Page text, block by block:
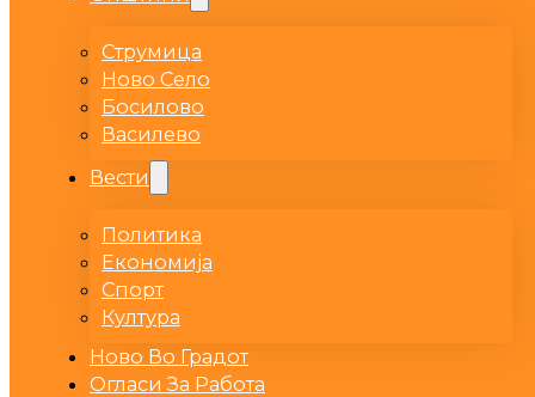
Струмица
Ново Село
Босилово
Василево
Вести
Политика
Економија
Спорт
Култура
Ново Во Градот
Огласи За Работа